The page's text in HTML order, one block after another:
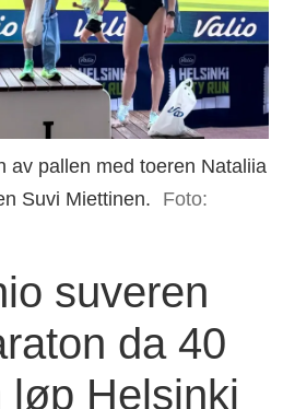
av pallen med toeren Nataliia
Suvi Miettinen.
Foto:
suveren
da 40
løp Helsinki